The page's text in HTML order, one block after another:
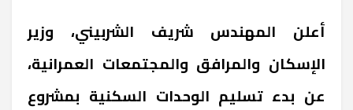
أعلن المهندس شريف الشربيني، وزير
الإسكان والمرافق والمجتمعات العمرانية،
عن بدء تسليم الوحدات السكنية بمشروع